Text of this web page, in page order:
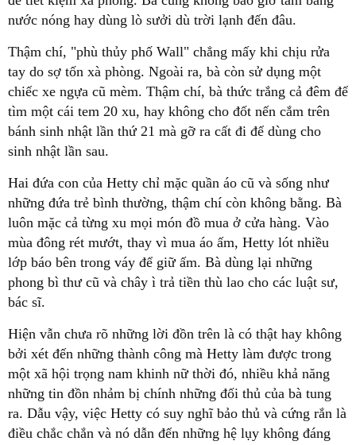
nước nóng hay dùng lò sưởi dù trời lạnh đến đâu.
Thậm chí, "phù thủy phố Wall" chẳng mấy khi chịu rửa
tay do sợ tốn xà phòng. Ngoài ra, bà còn sử dụng một
chiếc xe ngựa cũ mèm. Thậm chí, bà thức trắng cả đêm để
tìm một cái tem 20 xu, hay không cho đốt nến cắm trên
bánh sinh nhật lần thứ 21 mà gỡ ra cất đi để dùng cho
sinh nhật lần sau.
Hai đứa con của Hetty chỉ mặc quần áo cũ và sống như
những đứa trẻ bình thường, thậm chí còn không bằng. Bà
luôn mặc cả từng xu mọi món đồ mua ở cửa hàng. Vào
mùa đông rét mướt, thay vì mua áo ấm, Hetty lót nhiều
lớp báo bên trong váy để giữ ấm. Bà dùng lại những
phong bì thư cũ và chây ì trả tiền thù lao cho các luật sư,
bác sĩ.
Hiện vẫn chưa rõ những lời đồn trên là có thật hay không
bởi xét đến những thành công mà Hetty làm được trong
một xã hội trọng nam khinh nữ thời đó, nhiều khả năng
những tin đồn nhảm bị chính những đối thủ của bà tung
ra. Dẫu vậy, việc Hetty có suy nghĩ bảo thủ và cứng rắn là
điều chắc chắn và nó dẫn đến những hệ lụy không đáng